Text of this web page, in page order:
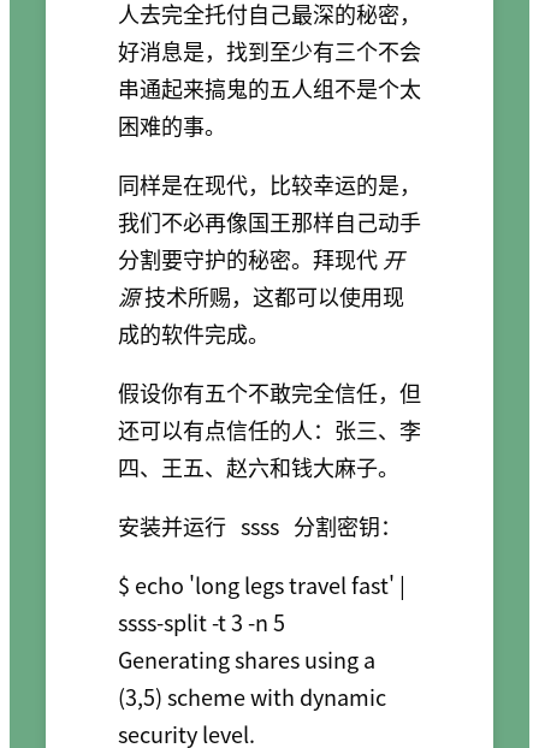
人去完全托付自己最深的秘密，
好消息是，找到至少有三个不会
串通起来搞鬼的五人组不是个太
困难的事。
同样是在现代，比较幸运的是，
我们不必再像国王那样自己动手
分割要守护的秘密。拜现代 开
源技术所赐，这都可以使用现
成的软件完成。
假设你有五个不敢完全信任，但
还可以有点信任的人：张三、李
四、王五、赵六和钱大麻子。
安装并运行 ssss 分割密钥：
$ echo 'long legs travel fast' |
ssss-split -t 3 -n 5
Generating shares using a
(3,5) scheme with dynamic
security level.